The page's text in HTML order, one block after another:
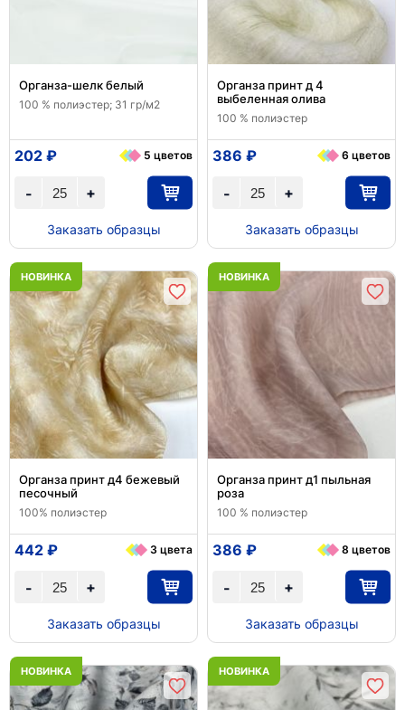
Органза-шелк белый
100 % полиэстер; 31 гр/м2
+
-
202 ₽ 5 цветов
Заказать образцы
Органза принт д 4
выбеленная олива
100 % полиэстер
+
-
386 ₽ 6 цветов
Заказать образцы
НОВИНКА
Органза принт д4 бежевый
песочный
100% полиэстер
+
-
442 ₽ 3 цвета
Заказать образцы
НОВИНКА
Органза принт д1 пыльная
роза
100 % полиэстер
+
-
386 ₽ 8 цветов
Заказать образцы
НОВИНКА НОВИНКА